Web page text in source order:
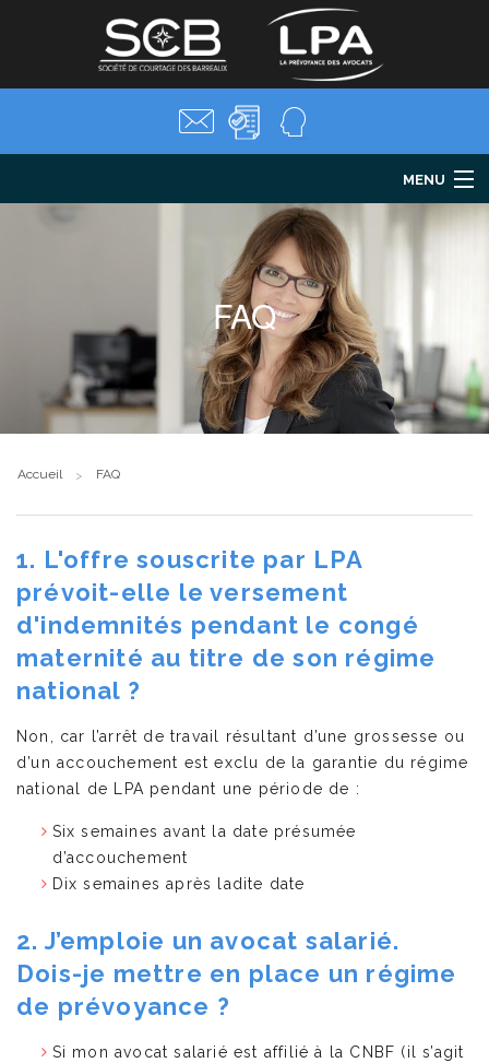
MENU
Parentalité
Mes formalités
Salariés
Actualités
FAQ
Accueil FAQ
1. L'offre souscrite par LPA
prévoit-elle le versement
d'indemnités pendant le congé
maternité au titre de son régime
national ?
Non, car l’arrêt de travail résultant d’une grossesse ou
d’un accouchement est exclu de la garantie du régime
national de LPA pendant une période de :
Six semaines avant la date présumée
d’accouchement
Dix semaines après ladite date
2. J’emploie un avocat salarié.
Dois-je mettre en place un régime
de prévoyance ?
Si mon avocat salarié est affilié à la CNBF (il s’agit